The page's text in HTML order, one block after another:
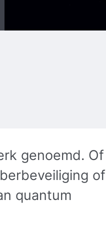
genoemd. Of
of
quantum